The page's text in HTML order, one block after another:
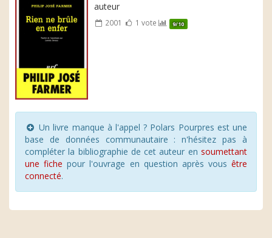
auteur
2001 1 vote 9/10
Un livre manque à l'appel ? Polars Pourpres est une
base de données communautaire : n'hésitez pas à
compléter la bibliographie de cet auteur en soumettant
une fiche pour l'ouvrage en question après vous être
connecté.